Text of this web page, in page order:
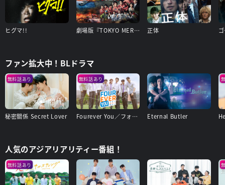
ヒグマ!! 劇場版『TOKYO MER～走る緊急救命室～南海ミッション』 正体
ファン拡大中！BLドラマ
無料話あり
秘密關係 Secret Lover
無料話あり
Fourever You／フォーエバー・ユー Eternal Butler
人気のアジアリアリティー番組！
無料話あり